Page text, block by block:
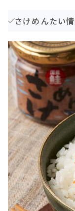
さけめんたい